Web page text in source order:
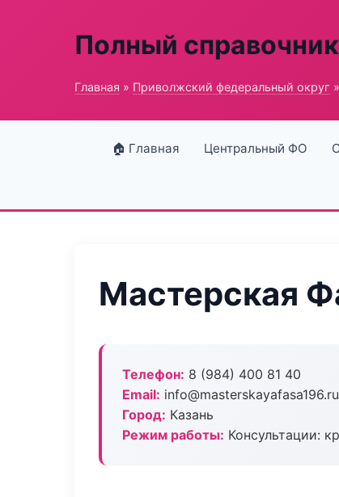
Полный
Главная » Приволжский федеральный округ
🏠 Главная Центральный ФО
Мастерская
Телефон: 8 (984) 400 81 40
Email: info@masterskayafasa196.ru
Город: Казань
Режим работы: Консультации: